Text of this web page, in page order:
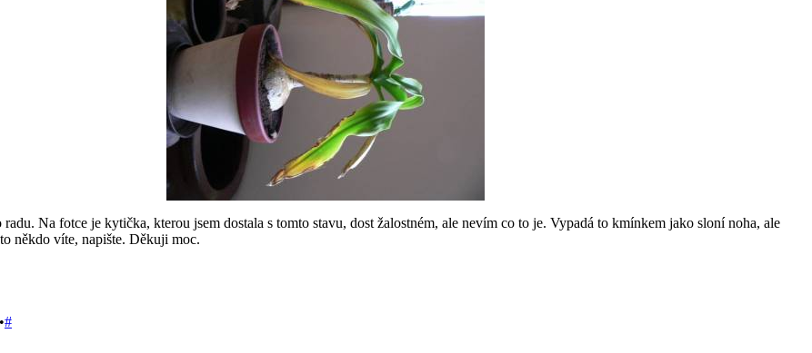
Na fotce je kytička, kterou jsem dostala s tomto stavu, dost žalostném, ale nevím co to je. Vypadá to kmínkem jako sloní noha, ale
někdo víte, napište. Děkuji moc.
•#